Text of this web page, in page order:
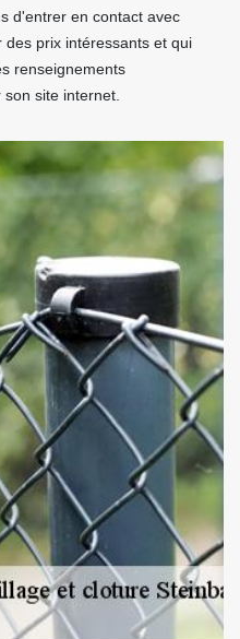
d'entrer en contact avec
prix intéressants et qui
renseignements
site internet.